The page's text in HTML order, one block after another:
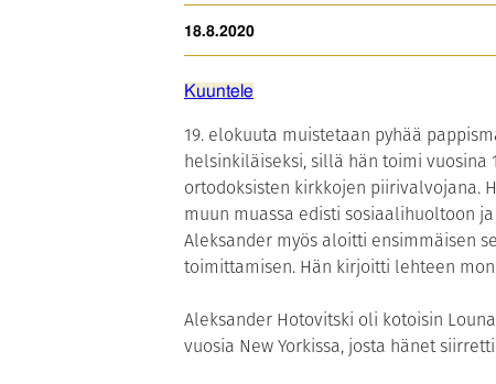
18.8.2020
Kuuntele
19. elokuuta muistetaan pyhää
helsinkiläiseksi, sillä hän toimi vuosina
ortodoksisten kirkkojen piirivalvojana.
muun muassa edisti sosiaalihuoltoon
Aleksander myös aloitti ensimmäisen
toimittamisen. Hän kirjoitti lehteen
Aleksander Hotovitski oli kotoisin
vuosia New Yorkissa, josta hänet